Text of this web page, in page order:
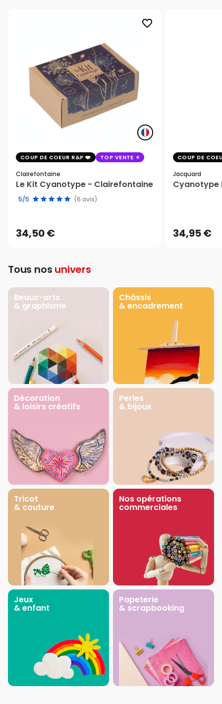
favorite_border
COUP DE COEUR R&P TOP VENTE
Clairefontaine
Le Kit Cyanotype - Clairefontaine
5/5 (6 avis)
34,50 €
COUP DE
Jacquard
Cyanotype
34,95 €
Tous nos univers
Beaux-arts
& graphisme
Châssis
& encadrement
Décoration
& loisirs créatifs
Perles
& bijoux
Tricot
& couture
Nos opérations
commerciales
Jeux
& enfant
Papeterie
& scrapbooking